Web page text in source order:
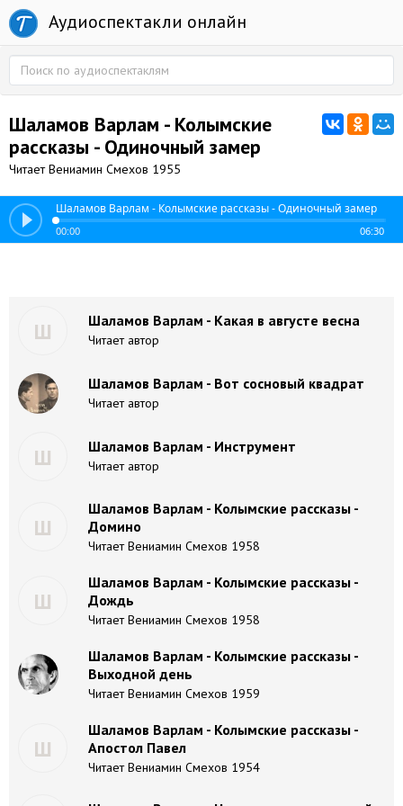
Аудиоспектакли онлайн
Шаламов Варлам - Колымские
рассказы - Одиночный замер
Читает Вениамин Смехов 1955
Шаламов Варлам - Колымские рассказы - Одиночный замер
00:00 06:30
Ш Шаламов Варлам - Какая в августе весна
Читает автор
Шаламов Варлам - Вот сосновый квадрат
Читает автор
Ш Шаламов Варлам - Инструмент
Читает автор
Ш
Шаламов Варлам - Колымские рассказы -
Домино
Читает Вениамин Смехов 1958
Ш
Шаламов Варлам - Колымские рассказы -
Дождь
Читает Вениамин Смехов 1958
Шаламов Варлам - Колымские рассказы -
Выходной день
Читает Вениамин Смехов 1959
Ш
Шаламов Варлам - Колымские рассказы -
Апостол Павел
Читает Вениамин Смехов 1954